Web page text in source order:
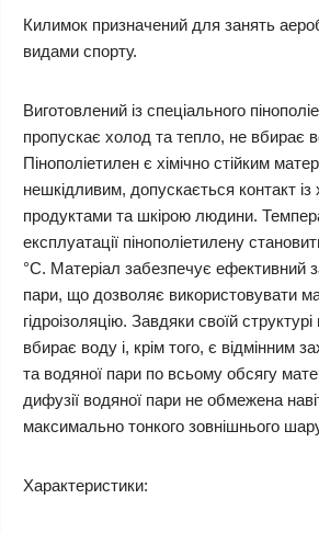
Килимок призначений для занять
видами спорту.
Виготовлений із спеціального
пропускає холод та тепло, не вбирає
Пінополіетилен є хімічно стійким
нешкідливим, допускається контакт
продуктами та шкірою людини.
експлуатації пінополіетилену
°С. Матеріал забезпечує ефективний
пари, що дозволяє використовувати
гідроізоляцію. Завдяки своїй
вбирає воду і, крім того, є відмінним
та водяної пари по всьому обсягу
дифузії водяної пари не обмежена
максимально тонкого зовнішнього
Характеристики: